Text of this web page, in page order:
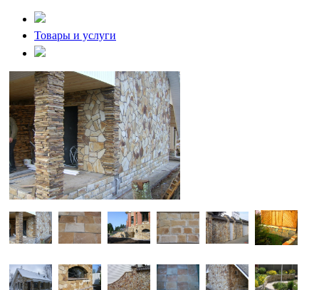
Товары и услуги